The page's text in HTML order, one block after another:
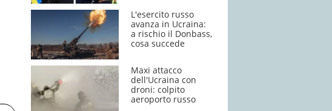
L'esercito russo
avanza in Ucraina:
a rischio il Donbass,
cosa succede
Maxi attacco
dell'Ucraina con
droni: colpito
aeroporto russo